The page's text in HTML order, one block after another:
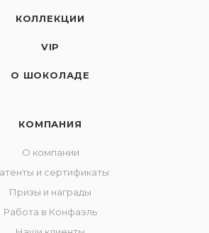
КОЛЛЕКЦИИ
VIP
О ШОКОЛАДЕ
КОМПАНИЯ
О компании
и сертификаты
Призы и награды
Работа в Конфаэль